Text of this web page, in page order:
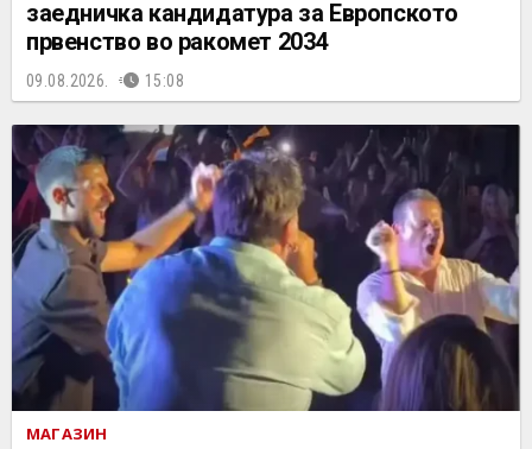
заедничка кандидатура за Европското
првенство во ракомет 2034
09.08.2026. 15:08
МАГАЗИН